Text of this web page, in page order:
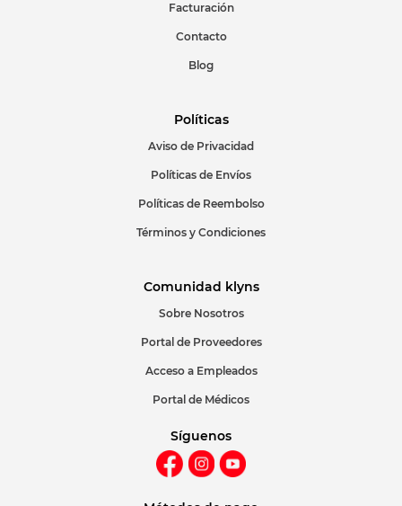
ENVIAR COMENTARIO
Facturación
Contacto
Blog
Políticas
Aviso de Privacidad
Políticas de Envíos
Políticas de Reembolso
Términos y Condiciones
Comunidad klyns
Sobre Nosotros
Portal de Proveedores
Acceso a Empleados
Portal de Médicos
Síguenos